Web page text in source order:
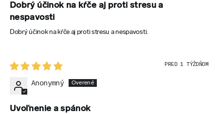
Dobrý účinok na kŕče aj proti stresu a
nespavosti
Dobrý účinok na kŕče aj proti stresu a nespavosti.
PRED 1 TÝŽDŇOM
Anonymný
Uvoľnenie a spánok